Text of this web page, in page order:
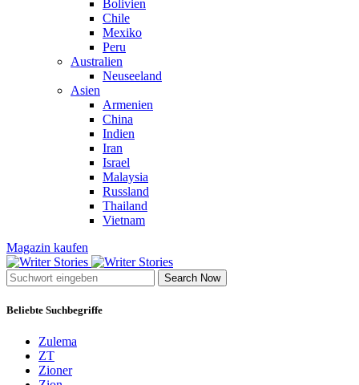
Bolivien
Chile
Mexiko
Peru
Australien
Neuseeland
Asien
Armenien
China
Indien
Iran
Israel
Malaysia
Russland
Thailand
Vietnam
Magazin kaufen
Search Now
Beliebte Suchbegriffe
Zulema
ZT
Zioner